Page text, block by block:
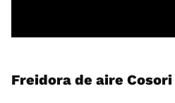
Freidora de aire